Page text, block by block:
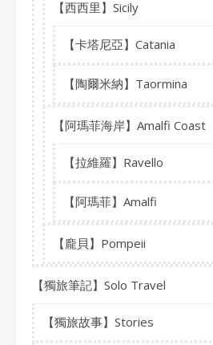
【西西里】Sicily
【卡塔尼亞】Catania
【陶爾米納】Taormina
【阿瑪菲海岸】Amalfi Coast
【拉維羅】Ravello
【阿瑪菲】Amalfi
【龐貝】Pompeii
【獨旅筆記】Solo Travel
【獨旅故事】Stories